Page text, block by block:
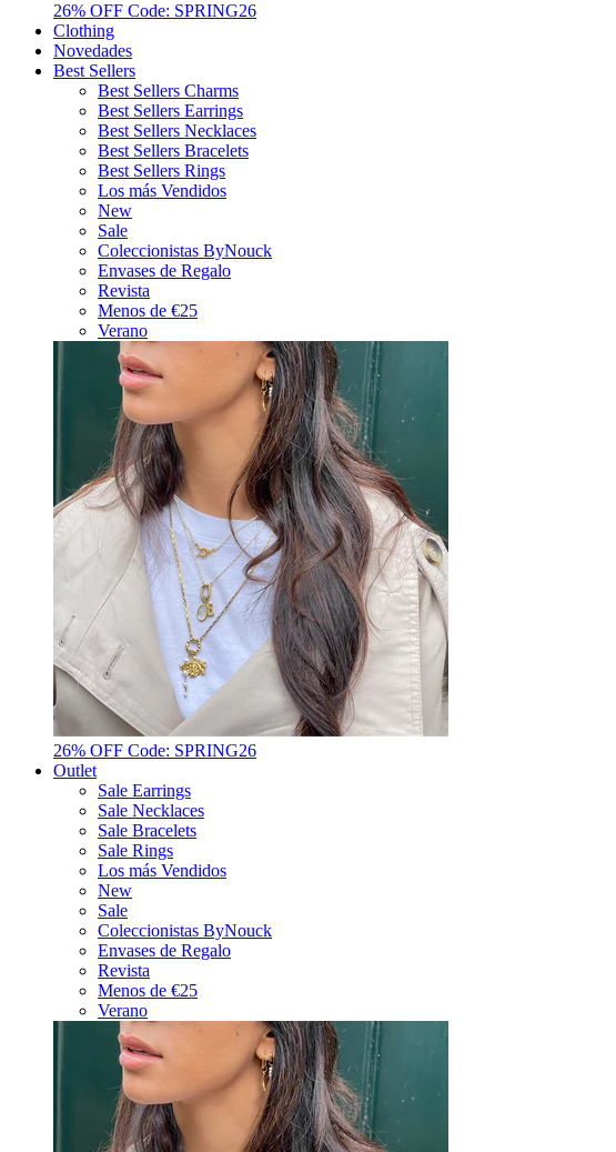
26% OFF Code: SPRING26
Clothing
Novedades
Best Sellers
Best Sellers Charms
Best Sellers Earrings
Best Sellers Necklaces
Best Sellers Bracelets
Best Sellers Rings
Los más Vendidos
New
Sale
Coleccionistas ByNouck
Envases de Regalo
Revista
Menos de €25
Verano
26% OFF Code: SPRING26
Outlet
Sale Earrings
Sale Necklaces
Sale Bracelets
Sale Rings
Los más Vendidos
New
Sale
Coleccionistas ByNouck
Envases de Regalo
Revista
Menos de €25
Verano